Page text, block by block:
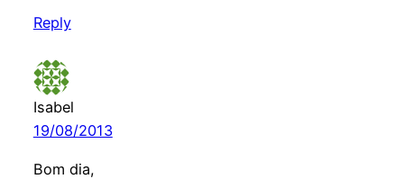
Reply
Isabel
19/08/2013
Bom dia,